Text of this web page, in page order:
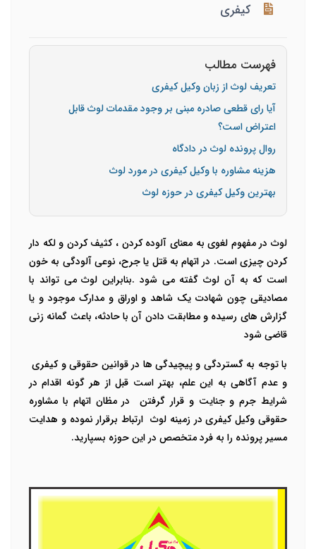
کیفری
فهرست مطالب
تعریف لوث از زبان وکیل کیفری
آیا رای قطعی صادره مبنی بر وجود مقدمات لوث قابل
اعتراض است؟
روال پرونده لوث در دادگاه
هزینه مشاوره با وکیل کیفری در مورد لوث
بهترین وکیل کیفری در حوزه لوث
لوث در مفهوم لغوی به معنای آلوده کردن ، کثیف کردن و لکه دار
کردن چیزی است. در اتهام به قتل یا جرح، نوعی آلودگی به خون
است که به آن لوث گفته می شود .بنابراین لوث می تواند با
مصادیقی چون شهادت یک شاهد و اوراق و مدارک موجود و یا
گزارش های رسیده و مطابقت دادن آن با حادثه، باعث گمانه زنی
قاضی شود
با توجه به گستردگی و پیچیدگی ها در قوانین حقوقی و کیفری
و عدم آگاهی به این علم، بهتر است قبل از هر گونه اقدام در
شرایط جرم و جنایت و قرار گرفتن در مظان اتهام با مشاوره
حقوقی وکیل کیفری در زمینه لوث ارتباط برقرار نموده و هدایت
مسیر پرونده را به فرد متخصص در این حوزه بسپارید.